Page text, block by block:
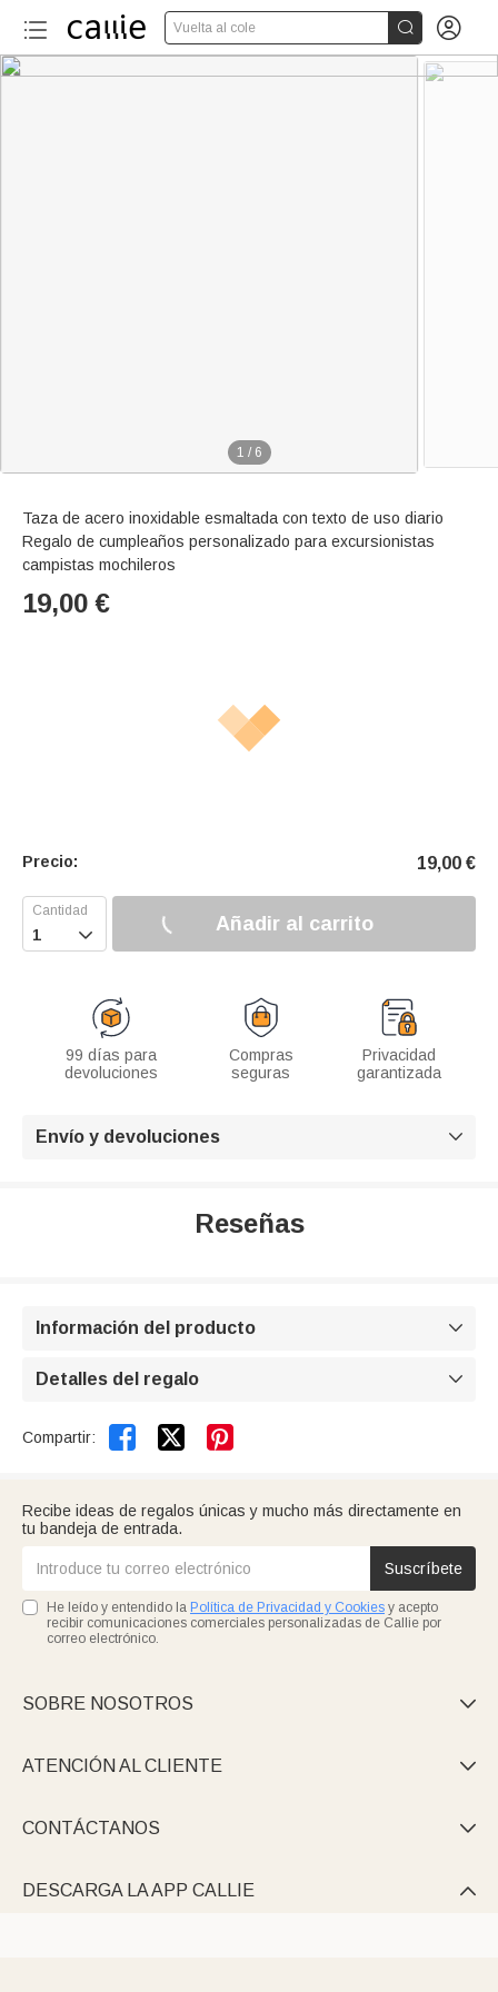
Vuelta al cole  
1 / 6
Taza de acero inoxidable esmaltada con texto de uso diario
Regalo de cumpleaños personalizado para excursionistas
campistas mochileros
19,00 €
Precio: 19,00 €
 Añadir al carrito
99 días para
devoluciones
Compras
seguras
Privacidad
garantizada
Envío y devoluciones 
Reseñas
Información del producto 
Detalles del regalo 
Compartir:  
Recibe ideas de regalos únicas y mucho más directamente en
tu bandeja de entrada.
Suscríbete
He leído y entendido la Política de Privacidad y Cookies y acepto
recibir comunicaciones comerciales personalizadas de Callie por
correo electrónico.
SOBRE NOSOTROS 
ATENCIÓN AL CLIENTE 
CONTÁCTANOS 
DESCARGA LA APP CALLIE 